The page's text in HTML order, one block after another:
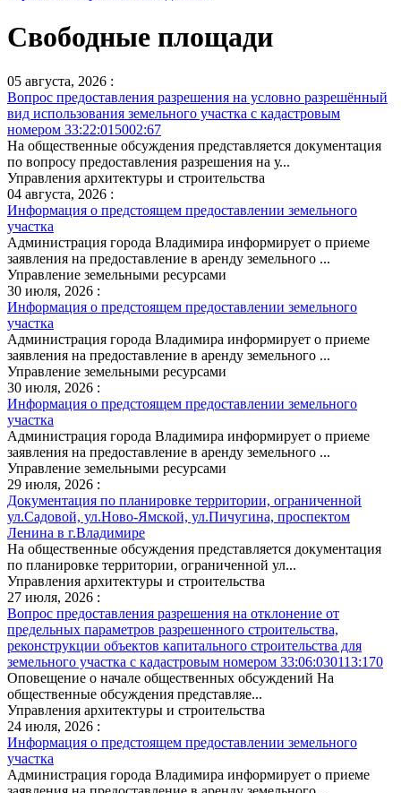
Свободные площади
05 августа, 2026 :
Вопрос предоставления разрешения на условно разрешённый
вид использования земельного участка с кадастровым
номером 33:22:015002:67
На общественные обсуждения представляется документация
по вопросу предоставления разрешения на у...
Управления архитектуры и строительства
04 августа, 2026 :
Информация о предстоящем предоставлении земельного
участка
Администрация города Владимира информирует о приеме
заявления на предоставление в аренду земельного ...
Управление земельными ресурсами
30 июля, 2026 :
Информация о предстоящем предоставлении земельного
участка
Администрация города Владимира информирует о приеме
заявления на предоставление в аренду земельного ...
Управление земельными ресурсами
30 июля, 2026 :
Информация о предстоящем предоставлении земельного
участка
Администрация города Владимира информирует о приеме
заявления на предоставление в аренду земельного ...
Управление земельными ресурсами
29 июля, 2026 :
Документация по планировке территории, ограниченной
ул.Садовой, ул.Ново-Ямской, ул.Пичугина, проспектом
Ленина в г.Владимире
На общественные обсуждения представляется документация
по планировке территории, ограниченной ул...
Управления архитектуры и строительства
27 июля, 2026 :
Вопрос предоставления разрешения на отклонение от
предельных параметров разрешенного строительства,
реконструкции объектов капитального строительства для
земельного участка с кадастровым номером 33:06:030113:170
Оповещение о начале общественных обсуждений На
общественные обсуждения представляе...
Управления архитектуры и строительства
24 июля, 2026 :
Информация о предстоящем предоставлении земельного
участка
Администрация города Владимира информирует о приеме